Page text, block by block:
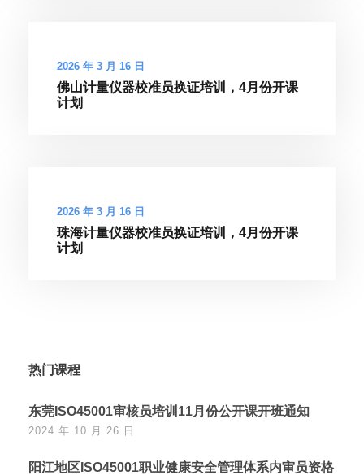
2026 年 3 月 16 日
佛山计量仪器校准员换证培训，4月份开课
计划
2026 年 3 月 16 日
珠海计量仪器校准员换证培训，4月份开课
计划
热门课程
东莞ISO45001审核员培训11月份公开课开班通知
2024 年 10 月 26 日
阳江地区ISO45001职业健康安全管理体系内审员资格